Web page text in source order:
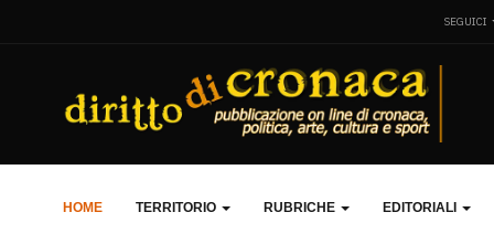
SEGUICI
HOME TERRITORIO RUBRICHE EDITORIALI